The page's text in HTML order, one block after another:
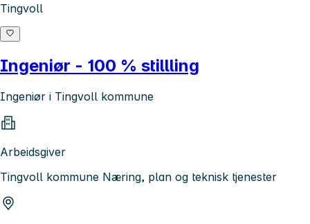
Tingvoll
Ingeniør - 100 % stillling
Ingeniør i Tingvoll kommune
Arbeidsgiver
Tingvoll kommune Næring, plan og teknisk tjenester